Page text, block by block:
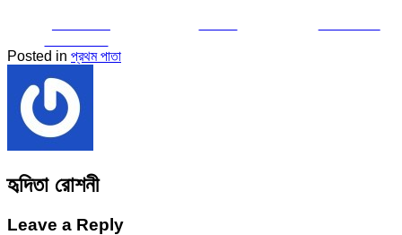
Posted in প্রথম পাতা
হৃদিতা রোশনী
Leave a Reply